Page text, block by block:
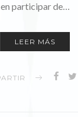
en participar de…
LEER MÁS